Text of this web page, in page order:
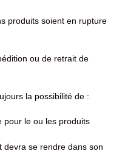
produits soient en rupture
ou de retrait de
la possibilité de :
pour le ou les produits
devra se rendre dans son